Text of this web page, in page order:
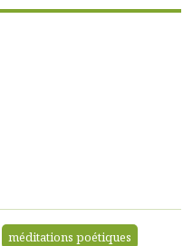
méditations poétiques